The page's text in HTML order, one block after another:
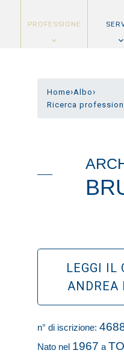
PROFESSIONE
Home›Albo›
Ricerca
LEGGI IL
ANDREA
n° di iscrizione:
Nato nel 1967 a